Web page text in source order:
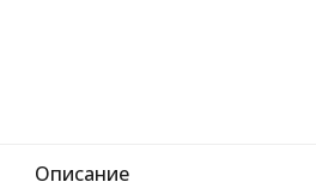
Описание